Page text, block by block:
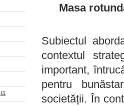
Masa
Subiectul
contextul
important,
pentru
societății. În